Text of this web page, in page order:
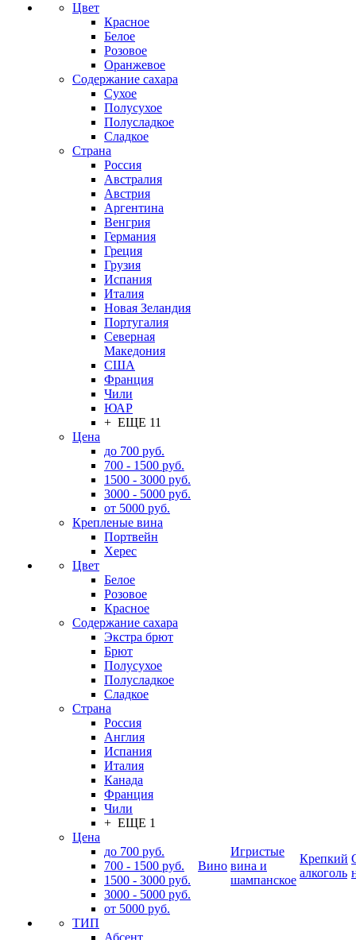
Цвет
Красное
Белое
Розовое
Оранжевое
Содержание сахара
Сухое
Полусухое
Полусладкое
Сладкое
Страна
Россия
Австралия
Австрия
Аргентина
Венгрия
Германия
Греция
Грузия
Испания
Италия
Новая Зеландия
Португалия
Северная
Македония
США
Франция
Чили
ЮАР
+ ЕЩЕ 11
Цена
до 700 руб.
700 - 1500 руб.
1500 - 3000 руб.
3000 - 5000 руб.
от 5000 руб.
Крепленые вина
Портвейн
Херес
Цвет
Белое
Розовое
Красное
Содержание сахара
Экстра брют
Брют
Полусухое
Полусладкое
Сладкое
Страна
Россия
Англия
Испания
Италия
Канада
Франция
Чили
+ ЕЩЕ 1
Цена
до 700 руб.
700 - 1500 руб.
1500 - 3000 руб.
3000 - 5000 руб.
от 5000 руб.
ТИП
Абсент
Вино
Игристые
вина и
шампанское
Крепкий
алкоголь